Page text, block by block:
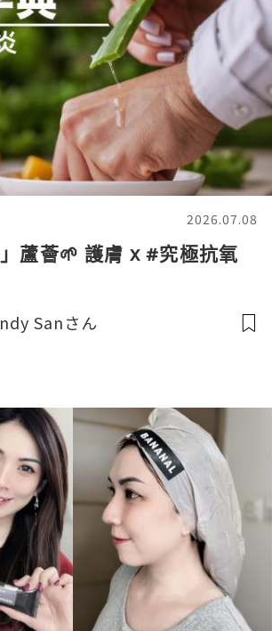
2026.07.08
」蘆薈🌱 護膚 x #究極抗氧
Sanさん